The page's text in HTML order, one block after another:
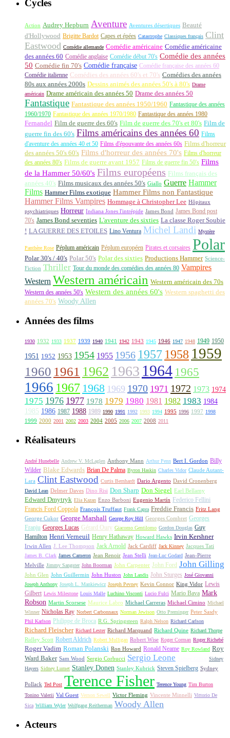
Cycles
Action Audrey Hepburn Aventure Aventures désertiques Beauté
d'Hollywood Brigitte Bardot Capes et épées Catastrophe Classiques français Clint
Eastwood Comédie allemande Comédie américaine Comédie américaine
des années 60 Comédie anglaise Comédie début 70's Comédie des années
50 Comédie fin 70's Comédie française Comédie française des années 60
Comédie italienne Comédies des années 60's et 70's Comédies des années
80s aux années 2000s Dessins animés des années 50's à 80's Drame
américain Drame américain des années 50 Drame des années 50
Fantastique Fantastique des années 1950/1960 Fantastique des années
1960/1970 Fantastique des années 1970/1980 Fantastique des années 1980
Fernandel Film de guerre des 60's Film de guerre des 70's et 80's Film de
guerre fin des 60's Films américains des années 60 Films
d'aventure des années 40 et 50 Films d'épouvante des années 60s Films d'horreur
des années 50's 60's Films d'horreur des années 70's Films d'horreur
des années 80's Films de guerre avant 1957 Films de guerre fin 50's Films
de la Hammer 50/60's Films européens Films français des
années 40's Films musicaux des années 50's Giallo Guerre Hammer
Films Hammer Films exotique Hammer Films non Fantastique
Hammer Films Vampires Hommage à Christopher Lee Hôpitaux
psychiatriques Horreur Indiana Jones l'intrépide James Bond James Bond post
70's James Bond seventies L'aventure des sixties La classe Roger Soubie
! LA GUERRE DES ETOILES Lino Ventura Michel Landi Mystère
Panthère Rose Péplum américain Péplum européen Pirates et corsaires Polar
Polar 30's / 40's Polar 50's Polar des sixties Productions Hammer Science-
Fiction Thriller Tour du monde des comédies des années 80 Vampires
Western Western américain Western américain des 70s
Western des années 50's Western des années 60's Western spaghetti des
années 70's Woody Allen
Années des films
1930 1932 1933 1937 1939 1940 1941 1942 1943 1945 1946 1947 1948 1949 1950
1951 1952 1953 1954 1955 1956 1957 1958 1959
1960 1961 1962 1963 1964 1965
1966 1967 1968 1969 1970 1971 1972 1973 1974
1975 1976 1977 1978 1979 1980 1981 1982 1983 1984
1985 1986 1987 1988 1989 1990 1991 1992 1993 1994 1995 1996 1997 1998
1999 2000 2001 2002 2003 2004 2005 2006 2007 2008 2011
Réalisateurs
André Hunebelle Andrew V. McLaglen Anthony Mann Arthur Penn Bert I. Gordon Billy
Wilder Blake Edwards Brian De Palma Byron Haskin Charles Vidor Claude Autant-
Lara Clint Eastwood Curtis Bernhardt Dario Argento David Cronenberg
David Lean Delmer Daves Dino Risi Don Sharp Don Siegel Earl Bellamy
Edward Dmytryk Elia Kazan Enzo Barboni Eugenio Martín Federico Fellini
Francis Ford Coppola François Truffaut Frank Capra Freddie Francis Fritz Lang
George Cukor George Marshall George Roy Hill Georges Combret Georges
Franju Georges Lucas Gérard Oury Giacomo Gentilomo Gordon Douglas Guy
Hamilton Henri Verneuil Henry Hathaway Howard Hawks Irvin Kershner
Irwin Allen J. Lee Thompson Jack Arnold Jack Cardiff Jack Kinney Jacques Tati
James B. Clark James Cameron Jean Renoir Jean Stelli Jean-Luc Godard Jean-Pierre
Melville Jimmy Sangster John Boorman John Carpenter John Ford John Gilling
John Glen John Guillermin John Huston John Landis John Sturges José Giovanni
Joseph Anthony Joseph L. Mankiewicz Joseph Pevney Kevin Connor King Vidor Lewis
Gilbert Lewis Milestone Louis Malle Luchino Visconti Lucio Fulci Mario Bava Mark
Robson Martin Scorsese Maurice Labro Michael Carreras Michael Cimino Michael
Winner Nicholas Ray Norbert Carbonnaux Norman Jewison Otto Preminger Peter Sasdy
Phil Karlson Philippe de Broca R.G. Springsteen Ralph Nelson Richard Carlson
Richard Fleischer Richard Lester Richard Marquand Richard Quine Richard Thorpe
Ridley Scott Robert Aldrich Robert Mulligan Robert Wise Roger Corman Roger Richebé
Roger Vadim Roman Polanski Ron Howard Ronald Neame Roy Rowland Roy
Ward Baker Sam Wood Sergio Corbucci Sergio Leone
Sidney
Hayers Sidney Lumet Stanley Donen Stanley Kubrick Steven Spielberg Sydney
Pollack Ted Post Terence Fisher Terence Young Tim Burton
Tonino Valerii Val Guest Vernon Sewell Victor Fleming Vincente Minnelli Vittorio De
Sica William Wyler Wolfgang Reitherman Woody Allen
Acteurs